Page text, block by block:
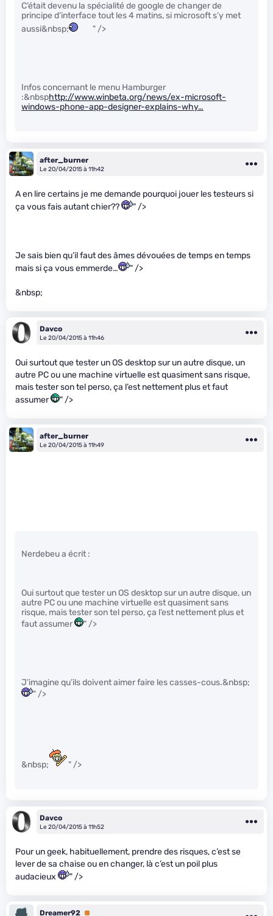
C’était devenu la spécialité de google de changer de
principe d’interface tout les 4 matins, si microsoft s’y met
aussi&nbsp;
" />
Infos concernant le menu Hamburger
:&nbsphttp://www.winbeta.org/news/ex-microsoft-
windows-phone-app-designer-explains-why…
after_burner
Le 20/04/2015 à 11h42
A en lire certains je me demande pourquoi jouer les testeurs si
ça vous fais autant chier??
" />
Je sais bien qu’il faut des âmes dévouées de temps en temps
mais si ça vous emmerde…
" />
&nbsp;
Davco
Le 20/04/2015 à 11h46
Oui surtout que tester un OS desktop sur un autre disque, un
autre PC ou une machine virtuelle est quasiment sans risque,
mais tester son tel perso, ça l’est nettement plus et faut
assumer
" />
after_burner
Le 20/04/2015 à 11h49
Nerdebeu a écrit :
Oui surtout que tester un OS desktop sur un autre disque, un
autre PC ou une machine virtuelle est quasiment sans
risque, mais tester son tel perso, ça l’est nettement plus et
faut assumer
" />
J’imagine qu’ils doivent aimer faire les casses-cous.&nbsp;
" />
&nbsp; " />
Davco
Le 20/04/2015 à 11h52
Pour un geek, habituellement, prendre des risques, c’est se
lever de sa chaise ou en changer, là c’est un poil plus
audacieux
" />
Dreamer92 Premium